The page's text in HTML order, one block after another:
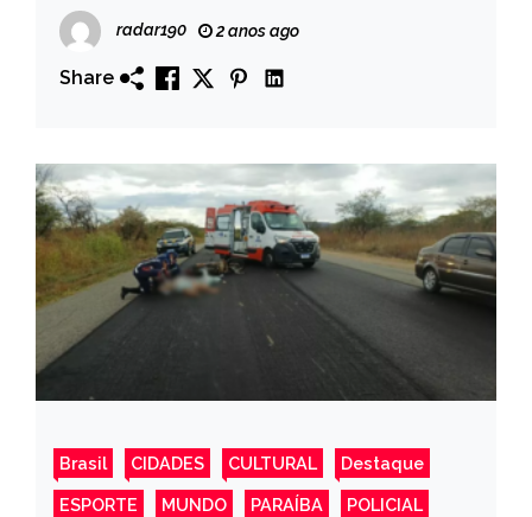
Batalha- Veja Mais!
radar190 2 anos ago
Share
Brasil CIDADES CULTURAL Destaque
ESPORTE MUNDO PARAÍBA POLICIAL